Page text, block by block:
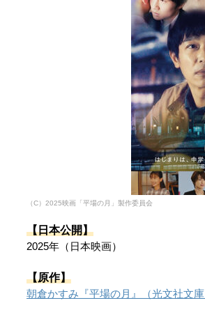
（C）2025映画「平場の月」製作委員会
【日本公開】
2025年（日本映画）
【原作】
朝倉かすみ『平場の月』（光文社文